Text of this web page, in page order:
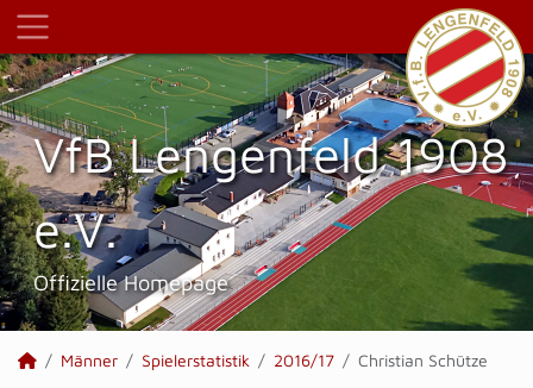
VfB Lengenfeld 1908
e.V.
Offizielle Homepage
Männer Spielerstatistik 2016/17 Christian Schütze